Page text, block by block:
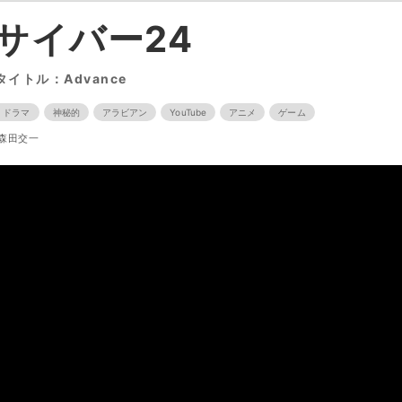
イバー24
イトル：Advance
ドラマ 神秘的 アラビアン YouTube アニメ ゲーム
田交一